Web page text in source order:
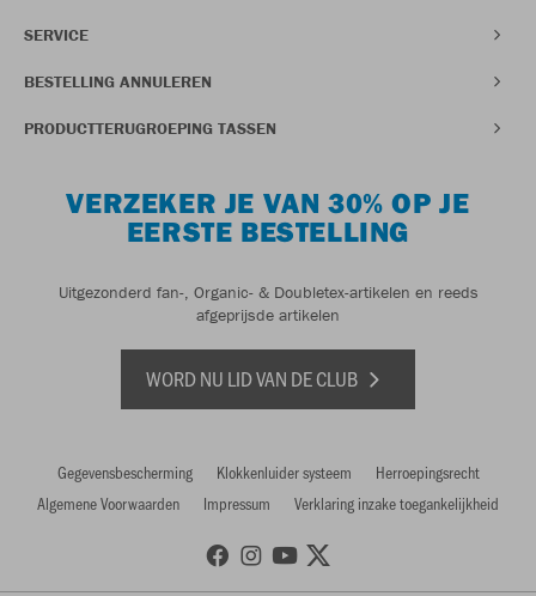
SERVICE
BESTELLING ANNULEREN
PRODUCTTERUGROEPING TASSEN
VERZEKER JE VAN 30% OP JE
EERSTE BESTELLING
Uitgezonderd fan-, Organic- & Doubletex-artikelen en reeds
afgeprijsde artikelen
WORD NU LID VAN DE CLUB
Gegevensbescherming Klokkenluider systeem
Herroepingsrecht
Algemene Voorwaarden
Impressum Verklaring inzake toegankelijkheid